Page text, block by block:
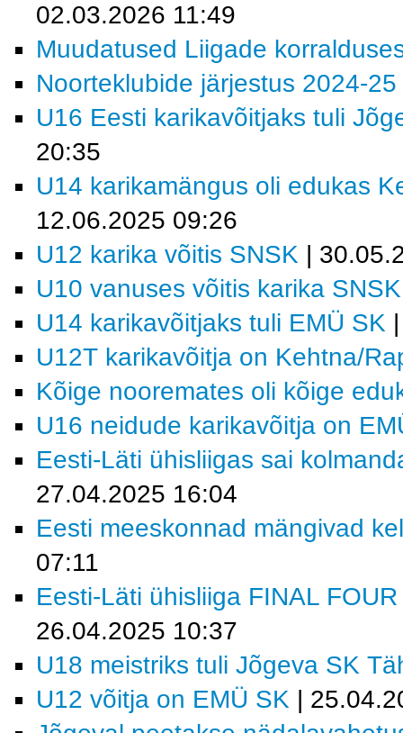
02.03.2026 11:49
Muudatused Liigade
Noorteklubide järjestus 2024-25
U16 Eesti karikavõitjaks tuli
20:35
U14 karikamängus oli edukas
12.06.2025 09:26
U12 karika võitis SNSK |
U10 vanuses võitis karika SNSK
U14 karikavõitjaks tuli EMÜ SK
U12T karikavõitja on Kehtna/
Kõige nooremates oli kõige
U16 neidude karikavõitja on
Eesti-Läti ühisliigas sai
27.04.2025 16:04
Eesti meeskonnad mängivad
07:11
Eesti-Läti ühisliiga FINAL
26.04.2025 10:37
U18 meistriks tuli Jõgeva SK
U12 võitja on EMÜ SK |